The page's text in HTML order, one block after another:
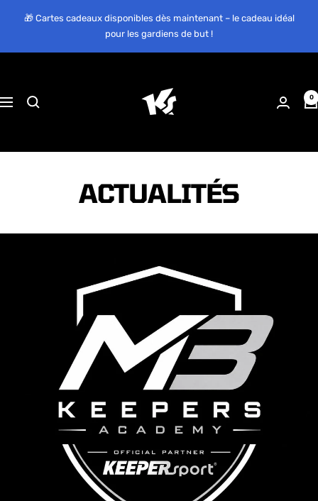
🎁 Cartes cadeaux disponibles dès maintenant – le cadeau idéal
pour les gardiens de but !
Navigation
Suisse
0
ACTUALITÉS